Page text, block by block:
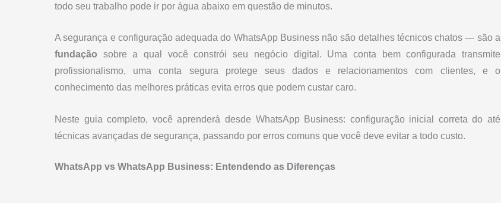
todo seu trabalho pode ir por água abaixo em questão de minutos.
A segurança e configuração adequada do WhatsApp Business não são detalhes técnicos chatos — são a
fundação sobre a qual você constrói seu negócio digital. Uma conta bem configurada transmite
profissionalismo, uma conta segura protege seus dados e relacionamentos com clientes, e o
conhecimento das melhores práticas evita erros que podem custar caro.
Neste guia completo, você aprenderá desde WhatsApp Business: configuração inicial correta do até
técnicas avançadas de segurança, passando por erros comuns que você deve evitar a todo custo.
WhatsApp vs WhatsApp Business: Entendendo as Diferenças